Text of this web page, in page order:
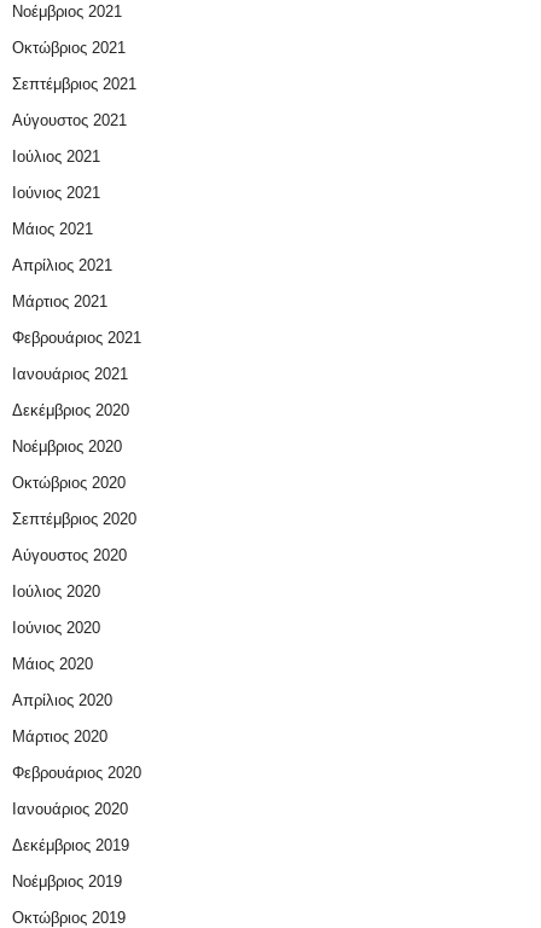
Νοέμβριος 2021
Οκτώβριος 2021
Σεπτέμβριος 2021
Αύγουστος 2021
Ιούλιος 2021
Ιούνιος 2021
Μάιος 2021
Απρίλιος 2021
Μάρτιος 2021
Φεβρουάριος 2021
Ιανουάριος 2021
Δεκέμβριος 2020
Νοέμβριος 2020
Οκτώβριος 2020
Σεπτέμβριος 2020
Αύγουστος 2020
Ιούλιος 2020
Ιούνιος 2020
Μάιος 2020
Απρίλιος 2020
Μάρτιος 2020
Φεβρουάριος 2020
Ιανουάριος 2020
Δεκέμβριος 2019
Νοέμβριος 2019
Οκτώβριος 2019